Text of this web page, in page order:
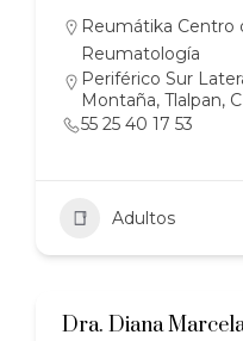
Reumátika Centro
Reumatología
Periférico Sur
Montaña, Tlalpan,
55 25 40 17 53
Adultos
Dra. Diana